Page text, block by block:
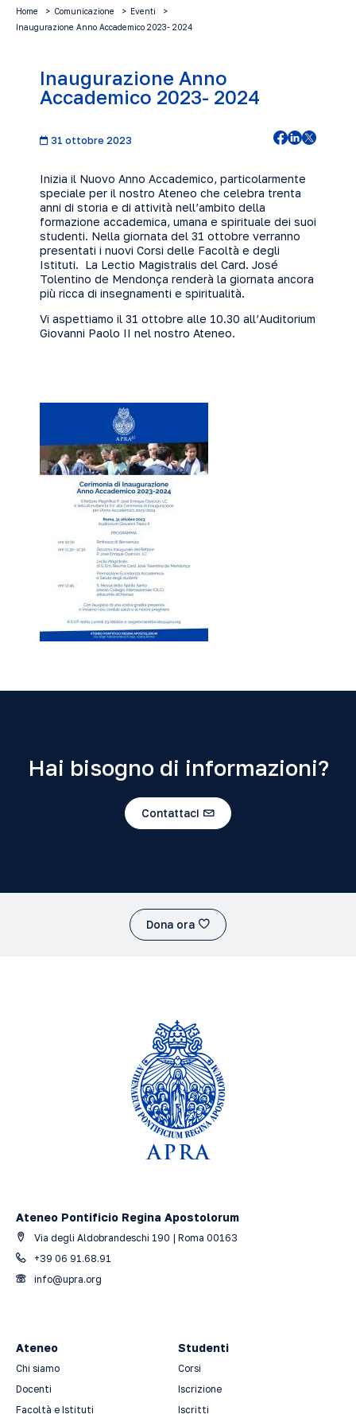
Home Comunicazione
Eventi
Inaugurazione Anno Accademico 2023- 2024
Inaugurazione Anno
Accademico 2023- 2024
31 ottobre 2023
Inizia il Nuovo Anno Accademico, particolarmente
speciale per il nostro Ateneo che celebra trenta
anni di storia e di attività nell’ambito della
formazione accademica, umana e spirituale dei suoi
studenti. Nella giornata del 31 ottobre verranno
presentati i nuovi Corsi delle Facoltà e degli
Istituti. La Lectio Magistralis del Card. José
Tolentino de Mendonça renderà la giornata ancora
più ricca di insegnamenti e spiritualità.
Vi aspettiamo il 31 ottobre alle 10.30 all’Auditorium
Giovanni Paolo II nel nostro Ateneo.
Hai bisogno di informazioni?
Contattaci
Dona ora
Ateneo Pontificio Regina Apostolorum
Via degli Aldobrandeschi 190 | Roma 00163
+39 06 91.68.91
info@upra.org
Ateneo
Chi siamo
Docenti
Facoltà e Istituti
Studenti
Corsi
Iscrizione
Iscritti